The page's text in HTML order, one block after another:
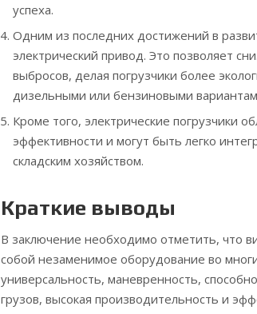
успеха.
Одним из последних достижений в
электрический привод. Это позволяет
выбросов, делая погрузчики более
дизельными или бензиновыми
Кроме того, электрические погрузчики
эффективности и могут быть легко
складским хозяйством.
Краткие выводы
В заключение необходимо отметить, что
собой незаменимое оборудование во
универсальность, маневренность,
грузов, высокая производительность и